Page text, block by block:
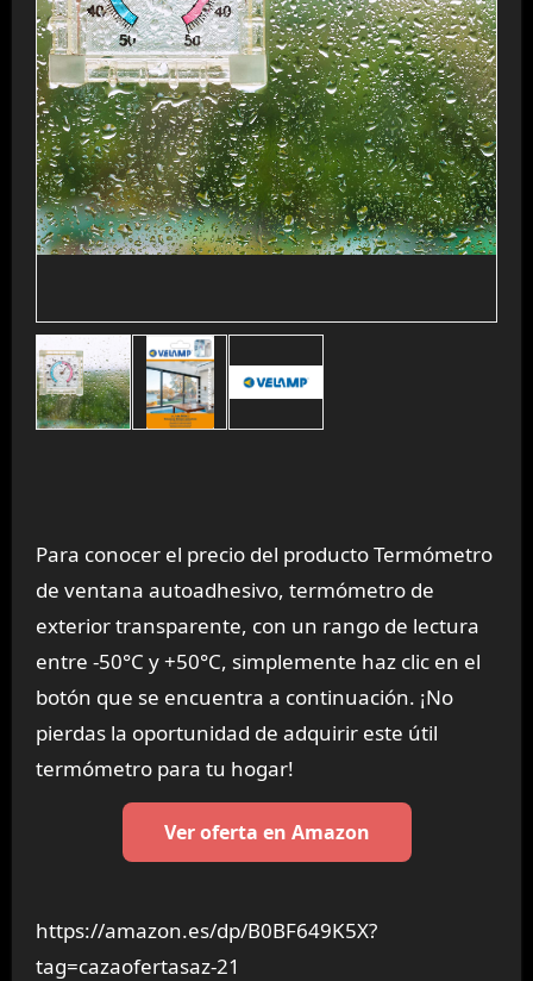
Para conocer el precio del producto Termómetro
de ventana autoadhesivo, termómetro de
exterior transparente, con un rango de lectura
entre -50°C y +50°C, simplemente haz clic en el
botón que se encuentra a continuación. ¡No
pierdas la oportunidad de adquirir este útil
termómetro para tu hogar!
Ver oferta en Amazon
https://amazon.es/dp/B0BF649K5X?
tag=cazaofertasaz-21